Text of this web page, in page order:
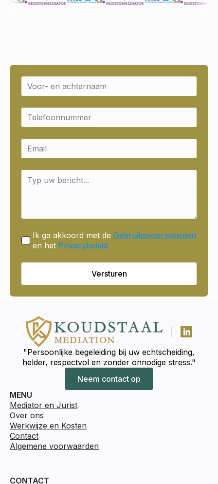
Name
Email
Email
Message
Ik ga akkoord met de Gebruiksvoorwaarden
en het Privacybeleid
Versturen
"Persoonlijke begeleiding bij uw echtscheiding,
helder, respectvol en zonder onnodige stress."
Neem contact op
MENU
Mediator en Jurist
Over ons
Werkwijze en Kosten
Contact
Algemene voorwaarden
CONTACT